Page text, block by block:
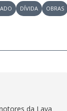
DÍVIDA OBRAS
da Lava